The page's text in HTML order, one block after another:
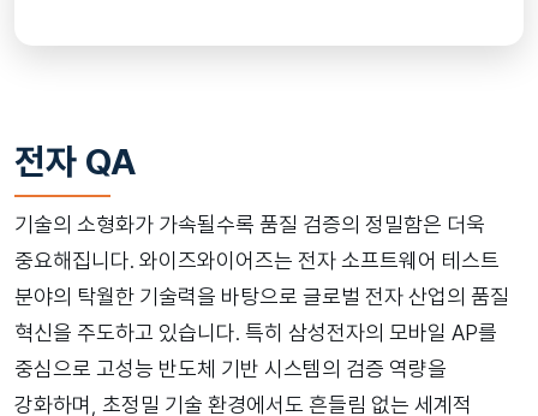
전자 QA
기술의 소형화가 가속될수록 품질 검증의 정밀함은 더욱
중요해집니다. 와이즈와이어즈는 전자 소프트웨어 테스트
분야의 탁월한 기술력을 바탕으로 글로벌 전자 산업의 품질
혁신을 주도하고 있습니다. 특히 삼성전자의 모바일 AP를
중심으로 고성능 반도체 기반 시스템의 검증 역량을
강화하며, 초정밀 기술 환경에서도 흔들림 없는 세계적